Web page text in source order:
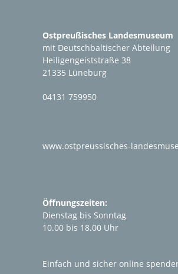
Ostpreußisches Landesmuseum
mit Deutschbaltischer Abteilung
Heiligengeiststraße 38
21335 Lüneburg
04131 759950
www.ostpreussisches-
Öffnungszeiten:
Dienstag bis Sonntag
10.00 bis 18.00 Uhr
Einfach und sicher online